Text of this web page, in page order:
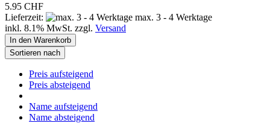
5.95 CHF
Lieferzeit:
max. 3 - 4 Werktage
inkl. 8.1% MwSt. zzgl. Versand
In den Warenkorb
Sortieren nach
Preis aufsteigend
Preis absteigend
Name aufsteigend
Name absteigend